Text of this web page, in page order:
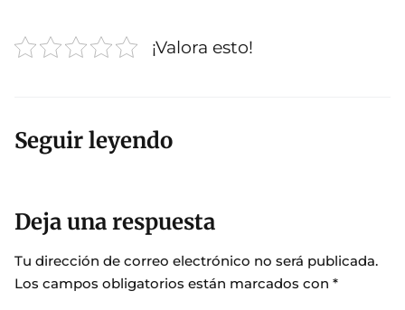
¡Valora esto!
Seguir leyendo
Deja una respuesta
Tu dirección de correo electrónico no será publicada.
Los campos obligatorios están marcados con *